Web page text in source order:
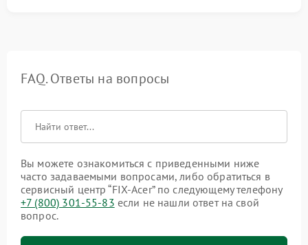
FAQ. Ответы на вопросы
Вы можете ознакомиться с приведенными ниже
часто задаваемыми вопросами, либо обратиться в
сервисный центр “FIX-Acer” по следующему телефону
+7 (800) 301-55-83 если не нашли ответ на свой
вопрос.